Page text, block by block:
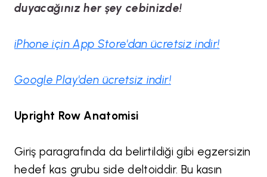
duyacağınız her şey cebinizde!
iPhone için App Store'dan ücretsiz indir!
Google Play'den ücretsiz indir!
Upright Row Anatomisi
Giriş paragrafında da belirtildiği gibi egzersizin
hedef kas grubu side deltoiddir. Bu kasın